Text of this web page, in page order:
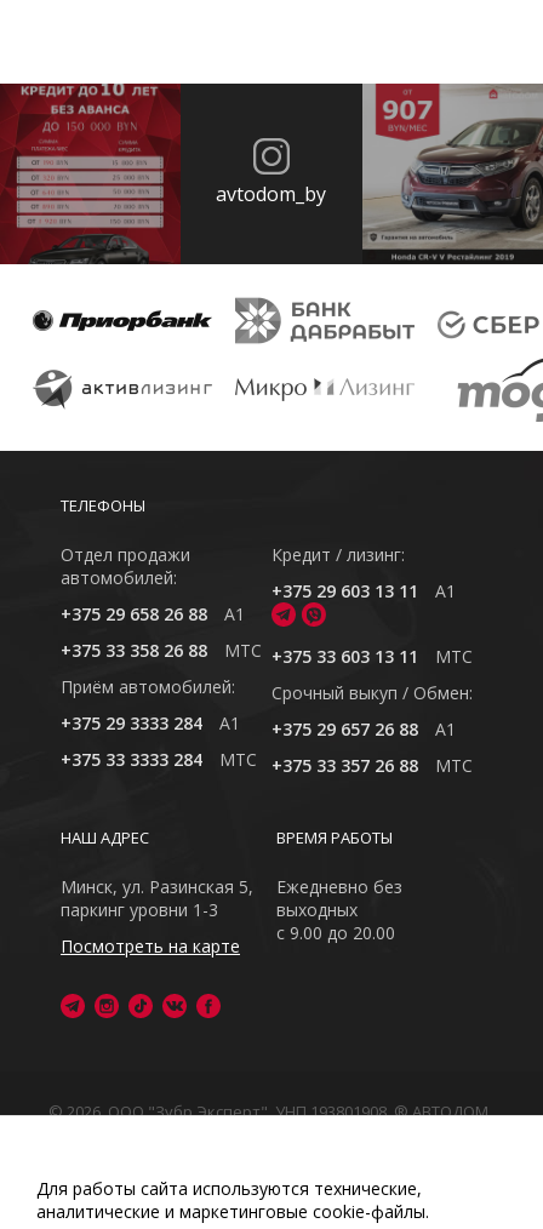
avtodom_by
ТЕЛЕФОНЫ
Отдел продажи
автомобилей:
+375 29 658 26 88
A1
+375 33 358 26 88
MTC
Приём автомобилей:
+375 29 3333 284
A1
+375 33 3333 284
MTC
Кредит / лизинг:
+375 29 603 13 11
A1
+375 33 603 13 11
MTC
Cрочный выкуп / Обмен:
+375 29 657 26 88
A1
+375 33 357 26 88
MTC
ВРЕМЯ РАБОТЫ
Ежедневно без
выходных
с 9.00 до 20.00
НАШ АДРЕС
Минск, ул. Разинская 5,
паркинг уровни 1-3
Посмотреть на карте
© 2026, ООО "Зубр Эксперт", УНП 193801908. ® АВТОДОМ
Обращаем Ваше внимание на то, что данный интернет-
сайт носит исключительно информационный характер
Любое использование либо копирование материалов
Для работы сайта используются технические,
аналитические и маркетинговые сооkіе-файлы.